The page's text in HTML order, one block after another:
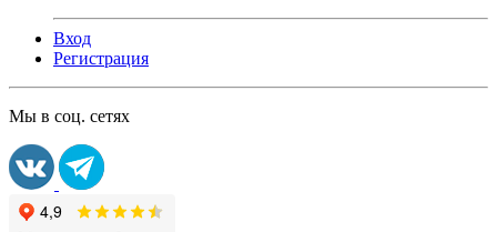
Вход
Регистрация
Мы в соц. сетях